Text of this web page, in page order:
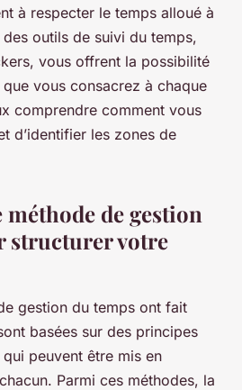
à respecter le temps alloué à
outils de suivi du temps,
vous offrent la possibilité
vous consacrez à chaque
comprendre comment vous
d’identifier les zones de
de gestion
structurer votre
gestion du temps ont fait
basées sur des principes
peuvent être mis en
Parmi ces méthodes, la